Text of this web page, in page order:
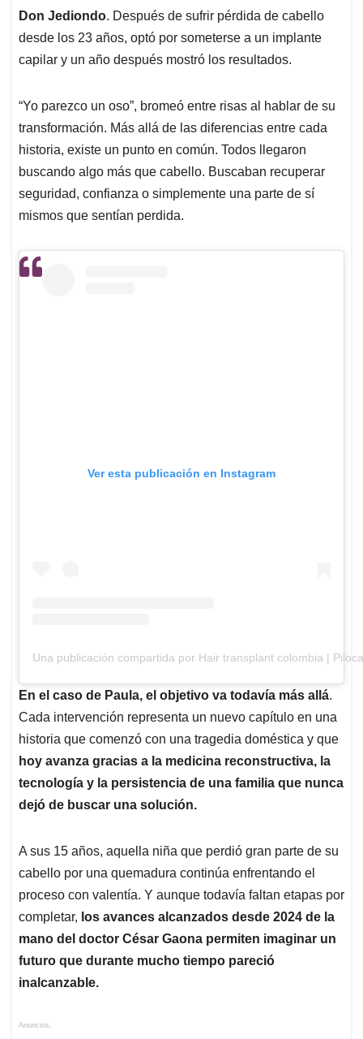
Don Jediondo. Después de sufrir pérdida de cabello
desde los 23 años, optó por someterse a un implante
capilar y un año después mostró los resultados.
“Yo parezco un oso”, bromeó entre risas al hablar de su
transformación. Más allá de las diferencias entre cada
historia, existe un punto en común. Todos llegaron
buscando algo más que cabello. Buscaban recuperar
seguridad, confianza o simplemente una parte de sí
mismos que sentían perdida.
Ver esta publicación en Instagram
Una publicación compartida por Hair transplant colombia |
En el caso de Paula, el objetivo va todavía más allá.
Cada intervención representa un nuevo capítulo en una
historia que comenzó con una tragedia doméstica y que
hoy avanza gracias a la medicina reconstructiva, la
tecnología y la persistencia de una familia que nunca
dejó de buscar una solución.
A sus 15 años, aquella niña que perdió gran parte de su
cabello por una quemadura continúa enfrentando el
proceso con valentía. Y aunque todavía faltan etapas por
completar, los avances alcanzados desde 2024 de la
mano del doctor César Gaona permiten imaginar un
futuro que durante mucho tiempo pareció
inalcanzable.
Anuncios.